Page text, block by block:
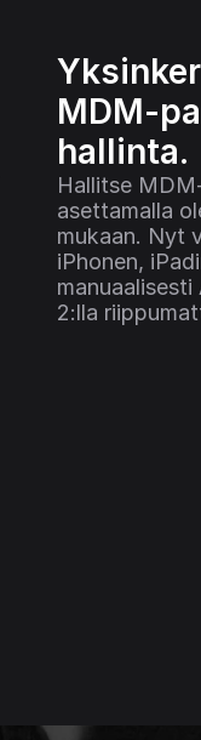
MDM-
hallinta.
Hallitse
asettamalla
mukaan. Nyt
iPhonen,
2:lla